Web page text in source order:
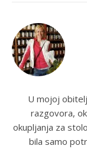
U mojoj
razgovora,
okupljanja za
bila samo